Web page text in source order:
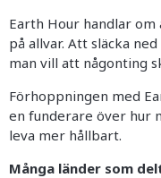
Earth Hour handlar
på allvar. Att släcka
man vill att någonting
Förhoppningen med
en funderare över hur
leva mer hållbart.
Många länder som